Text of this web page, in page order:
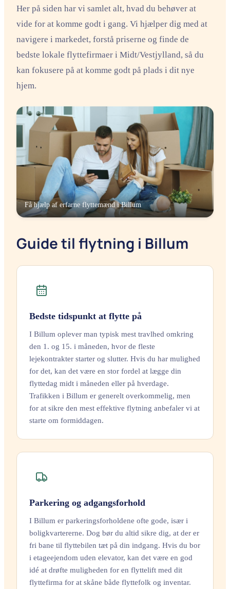
Her på siden har vi samlet alt, hvad du behøver at
vide for at komme godt i gang. Vi hjælper dig med at
navigere i markedet, forstå priserne og finde de
bedste lokale flyttefirmaer i Midt/Vestjylland, så du
kan fokusere på at komme godt på plads i dit nye
hjem.
Få hjælp af erfarne flyttemænd iBillum
Guide til flytning i Billum
Bedste tidspunkt at flytte på
I Billum oplever man typisk mest travlhed omkring
den 1. og 15. i måneden, hvor de fleste
lejekontrakter starter og slutter. Hvis du har mulighed
for det, kan det være en stor fordel at lægge din
flyttedag midt i måneden eller på hverdage.
Trafikken i Billum er generelt overkommelig, men
for at sikre den mest effektive flytning anbefaler vi at
starte om formiddagen.
Parkering og adgangsforhold
I Billum er parkeringsforholdene ofte gode, især i
boligkvartererne. Dog bør du altid sikre dig, at der er
fri bane til flyttebilen tæt på din indgang. Hvis du bor
i etageejendom uden elevator, kan det være en god
idé at drøfte muligheden for en flyttelift med dit
flyttefirma for at skåne både flyttefolk og inventar.